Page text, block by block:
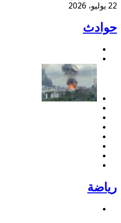
22 يوليو، 2026
حوادث
رياضة